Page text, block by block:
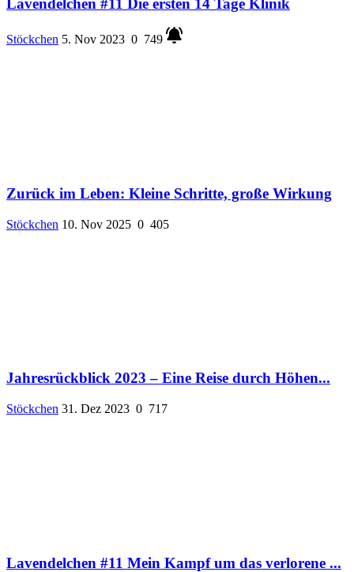
Lavendelchen #11 Die ersten 14 Tage Klinik
Stöckchen 5. Nov 2023 0 749
Zurück im Leben: Kleine Schritte, große Wirkung
Stöckchen 10. Nov 2025 0 405
Jahresrückblick 2023 – Eine Reise durch Höhen...
Stöckchen 31. Dez 2023 0 717
Lavendelchen #11 Mein Kampf um das verlorene ...